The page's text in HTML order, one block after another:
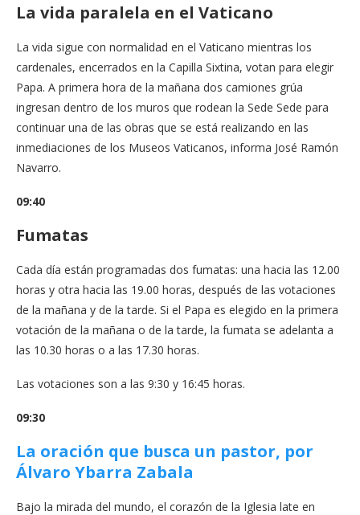
La vida paralela en el Vaticano
La vida sigue con normalidad en el Vaticano mientras los
cardenales, encerrados en la Capilla Sixtina, votan para elegir
Papa. A primera hora de la mañana dos camiones grúa
ingresan dentro de los muros que rodean la Sede Sede para
continuar una de las obras que se está realizando en las
inmediaciones de los Museos Vaticanos, informa José Ramón
Navarro.
09:40
Fumatas
Cada día están programadas dos fumatas: una hacia las 12.00
horas y otra hacia las 19.00 horas, después de las votaciones
de la mañana y de la tarde. Si el Papa es elegido en la primera
votación de la mañana o de la tarde, la fumata se adelanta a
las 10.30 horas o a las 17.30 horas.
Las votaciones son a las 9:30 y 16:45 horas.
09:30
La oración que busca un pastor, por
Álvaro Ybarra Zabala
Bajo la mirada del mundo, el corazón de la Iglesia late en